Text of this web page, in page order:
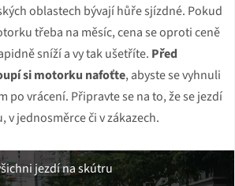
oblastech bývají hůře sjízdné. Pokud
třeba na měsíc, cena se oproti ceně
sníží a vy tak ušetříte. Před
si motorku nafoťte, abyste se vyhnuli
po vrácení. Připravte se na to, že se jezdí
v jednosměrce či v zákazech.
jezdí na skútru